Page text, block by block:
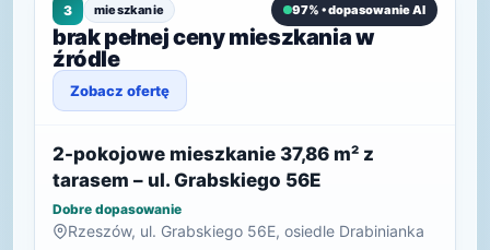
3 mieszkanie 97% • dopasowanie AI
brak pełnej ceny mieszkania w
źródle
Zobacz ofertę
2-pokojowe mieszkanie 37,86 m² z
tarasem – ul. Grabskiego 56E
Dobre dopasowanie
Rzeszów, ul. Grabskiego 56E, osiedle Drabinianka